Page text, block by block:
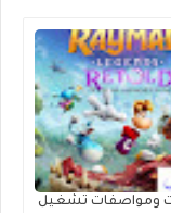
ومواصفات تشغيل